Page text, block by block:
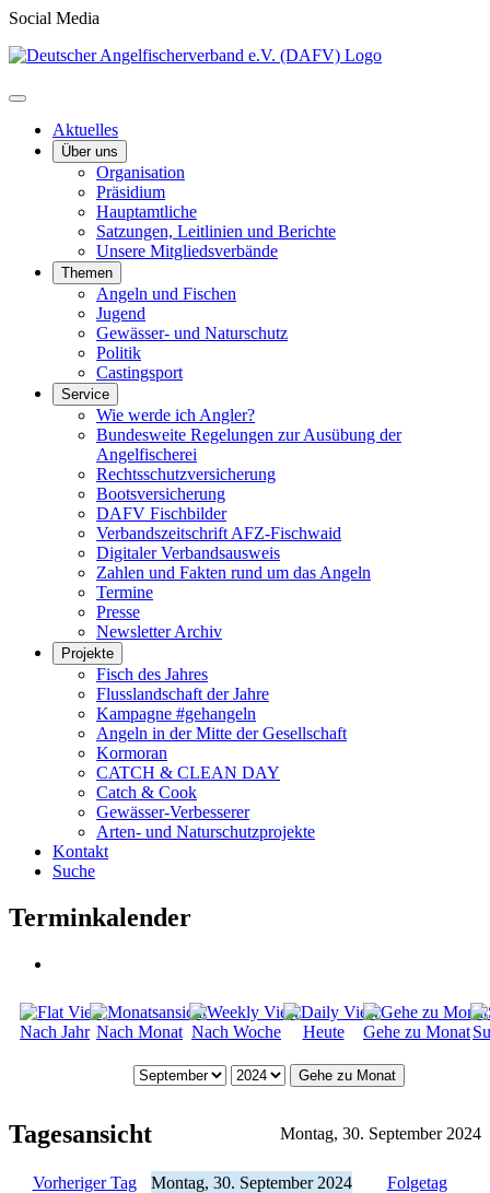
Social Media
Aktuelles
Über uns
Organisation
Präsidium
Hauptamtliche
Satzungen, Leitlinien und Berichte
Unsere Mitgliedsverbände
Themen
Angeln und Fischen
Jugend
Gewässer- und Naturschutz
Politik
Castingsport
Service
Wie werde ich Angler?
Bundesweite Regelungen zur Ausübung der
Angelfischerei
Rechtsschutzversicherung
Bootsversicherung
DAFV Fischbilder
Verbandszeitschrift AFZ-Fischwaid
Digitaler Verbandsausweis
Zahlen und Fakten rund um das Angeln
Termine
Presse
Newsletter Archiv
Projekte
Fisch des Jahres
Flusslandschaft der Jahre
Kampagne #gehangeln
Angeln in der Mitte der Gesellschaft
Kormoran
CATCH & CLEAN DAY
Catch & Cook
Gewässer-Verbesserer
Arten- und Naturschutzprojekte
Kontakt
Suche
Terminkalender
Nach Jahr Nach Monat Nach Woche Heute Gehe zu Monat
Gehe zu Monat
Tagesansicht Montag, 30. September 2024
Vorheriger Tag Montag, 30. September 2024 Folgetag